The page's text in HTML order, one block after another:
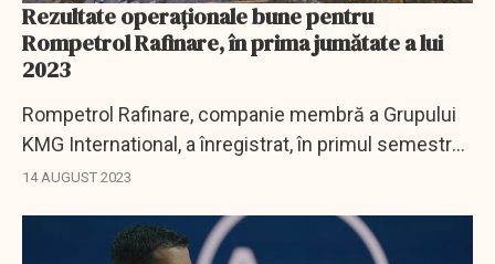
Rezultate operaționale bune pentru
Rompetrol Rafinare, în prima jumătate a lui
2023
Rompetrol Rafinare, companie membră a Grupului
KMG International, a înregistrat, în primul semestru
din acest an, rezultate operaționale bune, pe fondul
14 AUGUST 2023